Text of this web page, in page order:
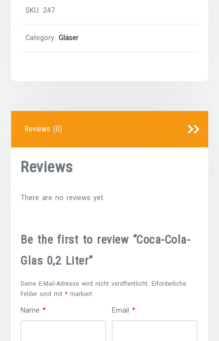
SKU:247
Category:Gläser
Reviews (0)
Reviews
There are no reviews yet.
Be the first to review “Coca-Cola-
Glas 0,2 Liter”
Deine E-Mail-Adresse wird nicht veröffentlicht.
Erforderliche
Felder sind mit* markiert
Name* Email*